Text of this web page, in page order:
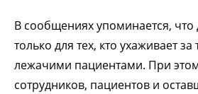
В сообщениях упоминается,
только для тех, кто ухаживает
лежачими пациентами. При
сотрудников, пациентов и